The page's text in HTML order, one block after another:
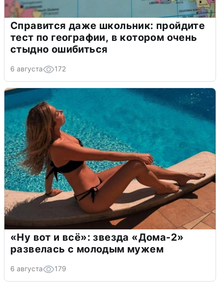
Справится даже школьник: пройдите
тест по географии, в котором очень
стыдно ошибиться
6 августа 172
«Ну вот и всё»: звезда «Дома-2»
развелась с молодым мужем
6 августа 179